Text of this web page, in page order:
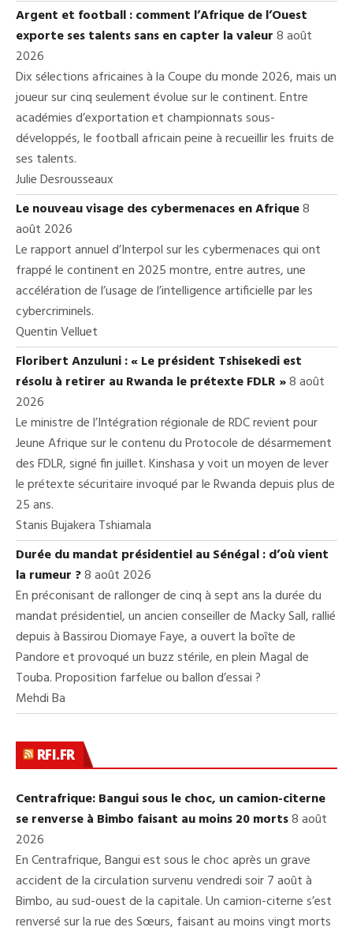
Argent et football : comment l’Afrique de l’Ouest
exporte ses talents sans en capter la valeur8 août
2026
Dix sélections africaines à la Coupe du monde 2026, mais un
joueur sur cinq seulement évolue sur le continent. Entre
académies d’exportation et championnats sous-
développés, le football africain peine à recueillir les fruits de
ses talents.
Julie Desrousseaux
Le nouveau visage des cybermenaces en Afrique8
août 2026
Le rapport annuel d’Interpol sur les cybermenaces qui ont
frappé le continent en 2025 montre, entre autres, une
accélération de l’usage de l’intelligence artificielle par les
cybercriminels.
Quentin Velluet
Floribert Anzuluni : « Le président Tshisekedi est
résolu à retirer au Rwanda le prétexte FDLR »8 août
2026
Le ministre de l’Intégration régionale de RDC revient pour
Jeune Afrique sur le contenu du Protocole de désarmement
des FDLR, signé fin juillet. Kinshasa y voit un moyen de lever
le prétexte sécuritaire invoqué par le Rwanda depuis plus de
25 ans.
Stanis Bujakera Tshiamala
Durée du mandat présidentiel au Sénégal : d’où vient
la rumeur ?8 août 2026
En préconisant de rallonger de cinq à sept ans la durée du
mandat présidentiel, un ancien conseiller de Macky Sall, rallié
depuis à Bassirou Diomaye Faye, a ouvert la boîte de
Pandore et provoqué un buzz stérile, en plein Magal de
Touba. Proposition farfelue ou ballon d’essai ?
Mehdi Ba
RFI.FR
Centrafrique: Bangui sous le choc, un camion-citerne
se renverse à Bimbo faisant au moins 20 morts8 août
2026
En Centrafrique, Bangui est sous le choc après un grave
accident de la circulation survenu vendredi soir 7 août à
Bimbo, au sud-ouest de la capitale. Un camion-citerne s’est
renversé sur la rue des Sœurs, faisant au moins vingt morts